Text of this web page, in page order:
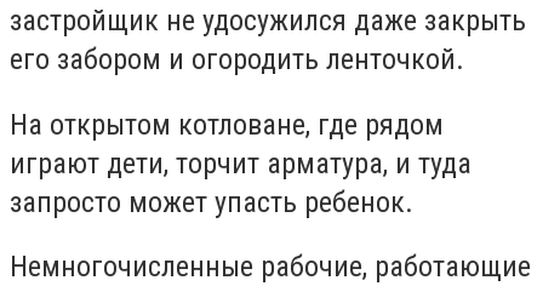
застройщик не удосужился даже закрыть
его забором и огородить ленточкой.
На открытом котловане, где рядом
играют дети, торчит арматура, и туда
запросто может упасть ребенок.
Немногочисленные рабочие, работающие